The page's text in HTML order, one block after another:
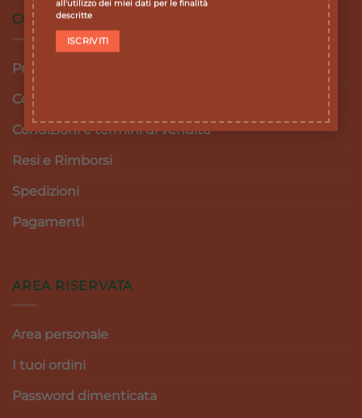
all'utilizzo dei miei dati per le finalità
descritte
CONDIZIONI DI VENDITA
Privacy Policy
Cookie Policy
Condizioni e termini di vendita
Resi e Rimborsi
Spedizioni
Pagamenti
AREA RISERVATA
Area personale
I tuoi ordini
Password dimenticata